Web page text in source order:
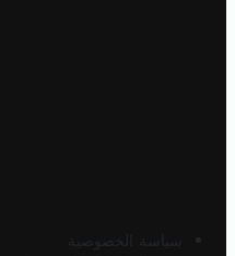
سياسة الخصوصية